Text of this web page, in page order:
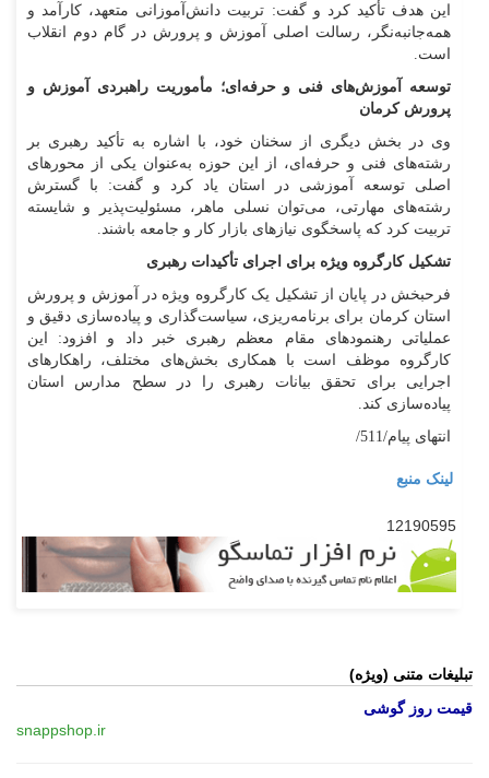
این هدف تأکید کرد و گفت: تربیت دانش‌آموزانی متعهد، کارآمد و
همه‌جانبه‌نگر، رسالت اصلی آموزش و پرورش در گام دوم انقلاب
است.
توسعه آموزش‌های فنی و حرفه‌ای؛ مأموریت راهبردی آموزش و
پرورش کرمان
وی در بخش دیگری از سخنان خود، با اشاره به تأکید رهبری بر
رشته‌های فنی و حرفه‌ای، از این حوزه به‌عنوان یکی از محورهای
اصلی توسعه آموزشی در استان یاد کرد و گفت: با گسترش
رشته‌های مهارتی، می‌توان نسلی ماهر، مسئولیت‌پذیر و شایسته
تربیت کرد که پاسخگوی نیازهای بازار کار و جامعه باشند.
تشکیل کارگروه ویژه برای اجرای تأکیدات رهبری
فرحبخش در پایان از تشکیل یک کارگروه ویژه در آموزش و پرورش
استان کرمان برای برنامه‌ریزی، سیاست‌گذاری و پیاده‌سازی دقیق و
عملیاتی رهنمودهای مقام معظم رهبری خبر داد و افزود: این
کارگروه موظف است با همکاری بخش‌های مختلف، راهکارهای
اجرایی برای تحقق بیانات رهبری را در سطح مدارس استان
پیاده‌سازی کند.
انتهای پیام/511/
لینک منبع
12190595
تبلیغات متنی (ویژه)
قیمت روز گوشی
snappshop.ir